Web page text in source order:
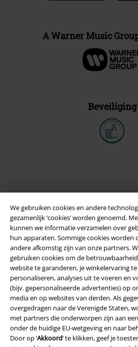
We gebruiken cookies en andere
gezamenlijk ‘cookies’ worden genoemd.
kunnen we informatie verzamelen over
hun apparaten. Sommige cookies worden
andere afkomstig zijn van onze partners.
gebruiken cookies om de
website te garanderen, je winkelervaring
personaliseren, analyses uit te voeren en
(bijv. gepersonaliseerde advertenties) op
media en op websites van derden. Als
overgedragen naar de Verenigde Staten,
met partners die onderworpen zijn aan
onder de huidige EU-wetgeving en naar
Door op ‘Akkoord’ te klikken, geef je
A Warner Music
Beveiliging
Legal
Algemene Voorwaarden
Bedrijfsgegevens
Privacyverklaring
Verklaring van conformiteit